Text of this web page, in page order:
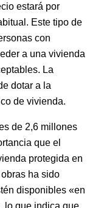
estará por
Este tipo de
con
a una vivienda
La
dotar a la
de vivienda.
de 2,6 millones
que el
protegida en
ha sido
disponibles «en
lo que indica que